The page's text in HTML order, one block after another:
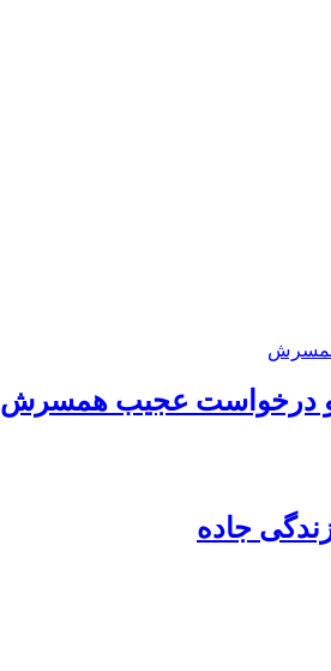
و درخواست عجیب همسرش
جاده